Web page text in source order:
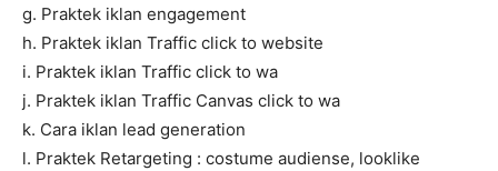
g. Praktek iklan engagement
h. Praktek iklan Traffic click to website
i. Praktek iklan Traffic click to wa
j. Praktek iklan Traffic Canvas click to wa
k. Cara iklan lead generation
l. Praktek Retargeting : costume audiense, looklike